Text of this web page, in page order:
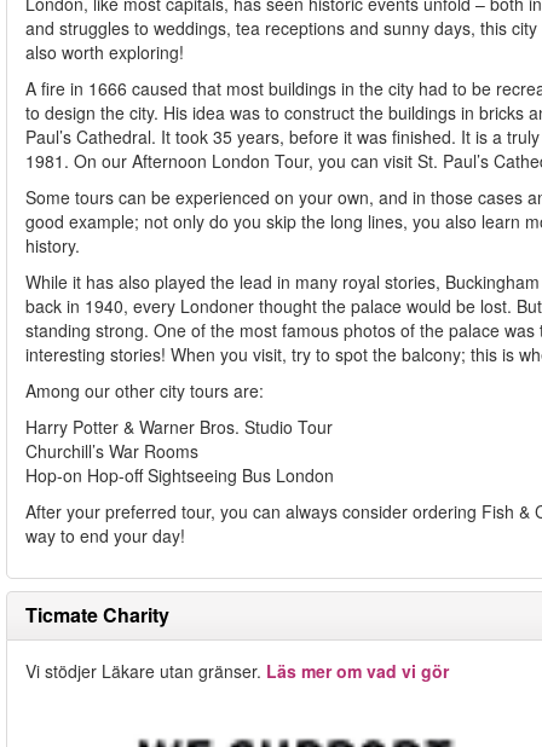
and struggles to weddings, tea receptions and sunny days, this
also worth exploring!
A fire in 1666 caused that most buildings in the city had to be
to design the city. His idea was to construct the buildings in bricks
Paul’s Cathedral. It took 35 years, before it was finished. It is a
1981. On our Afternoon London Tour, you can visit St. Paul’s
Some tours can be experienced on your own, and in those cases
good example; not only do you skip the long lines, you also learn
history.
While it has also played the lead in many royal stories,
back in 1940, every Londoner thought the palace would be lost.
standing strong. One of the most famous photos of the palace
interesting stories! When you visit, try to spot the balcony; this is
Among our other city tours are:
Harry Potter & Warner Bros. Studio Tour
Churchill’s War Rooms
Hop-on Hop-off Sightseeing Bus London
After your preferred tour, you can always consider ordering Fish
way to end your day!
Ticmate Charity
Vi stödjer Läkare utan gränser. Läs mer om vad vi gör